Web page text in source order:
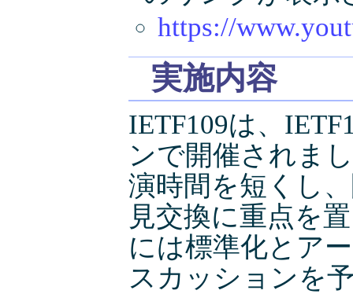
https://
実施内容
IETF109は、
ンで開催されま
演時間を短くし
見交換に重点を
には標準化とア
スカッションを